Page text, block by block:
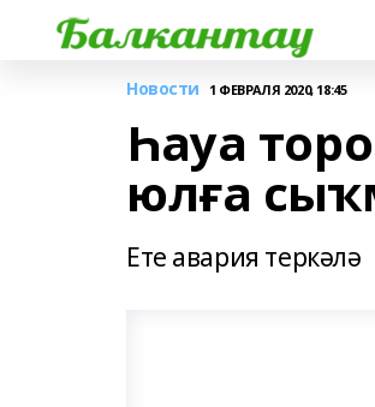
Новости 1 ФЕВРАЛЯ 2020, 18:45
Һауа
юлға
Ете авария теркәлә